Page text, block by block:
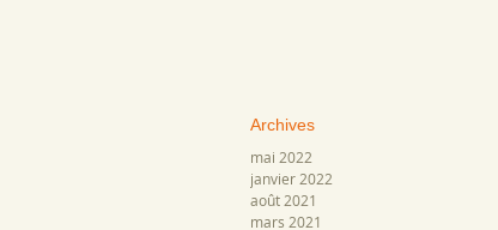
Archives
mai 2022
janvier 2022
août 2021
mars 2021